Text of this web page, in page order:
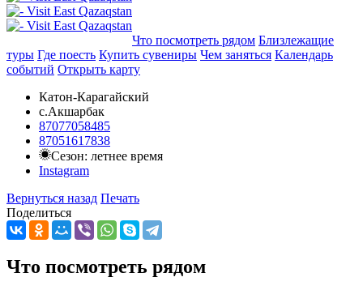
Что посмотреть рядом Близлежащие
туры Где поесть Купить сувениры Чем заняться Календарь
событий Открыть карту
Катон-Карагайский
с.Акшарбак
87077058485
87051617838
Сезон: летнее время
Instagram
Вернуться назад Печать
Поделиться
Что посмотреть рядом